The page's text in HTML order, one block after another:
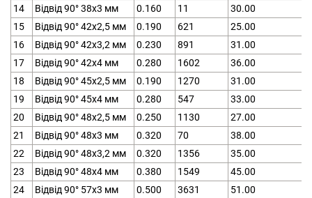
14
Відвід 90° 38х3 мм 0.160 11
30.00
15
Відвід 90° 42х2,5 мм 0.190 621
25.00
16
Відвід 90° 42х3,2 мм 0.230 891
31.00
17
Відвід 90° 42х4 мм 0.280 1602
36.00
18
Відвід 90° 45х2,5 мм 0.190 1270
31.00
19
Відвід 90° 45х4 мм 0.280 547
33.00
20
Відвід 90° 48х2,5 мм 0.250 1130
27.00
21
Відвід 90° 48х3 мм 0.320 70
38.00
22
Відвід 90° 48х3,2 мм 0.320 1356
35.00
23
Відвід 90° 48х4 мм 0.380 1549
45.00
24
Відвід 90° 57х3 мм 0.500 3631
51.00